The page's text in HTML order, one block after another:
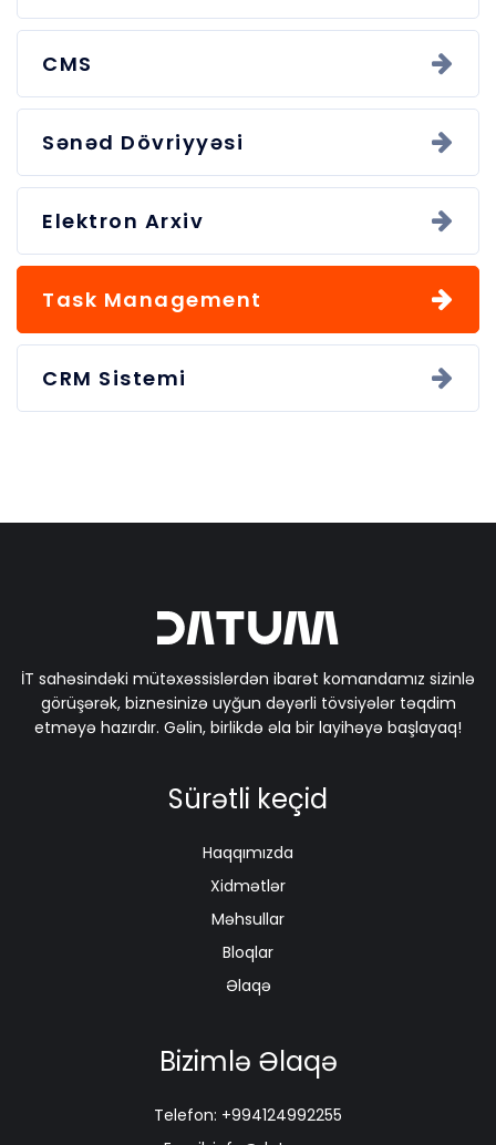
CMS
Sənəd Dövriyyəsi
Elektron Arxiv
Task Management
CRM Sistemi
İT sahəsindəki mütəxəssislərdən ibarət komandamız sizinlə
görüşərək, biznesinizə uyğun dəyərli tövsiyələr təqdim
etməyə hazırdır. Gəlin, birlikdə əla bir layihəyə başlayaq!
Sürətli keçid
Haqqımızda
Xidmətlər
Məhsullar
Bloqlar
Əlaqə
Bizimlə Əlaqə
Telefon: +994124992255